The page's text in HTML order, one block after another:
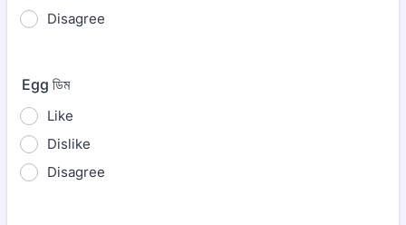
Disagree
Egg ডিম
Like
Dislike
Disagree